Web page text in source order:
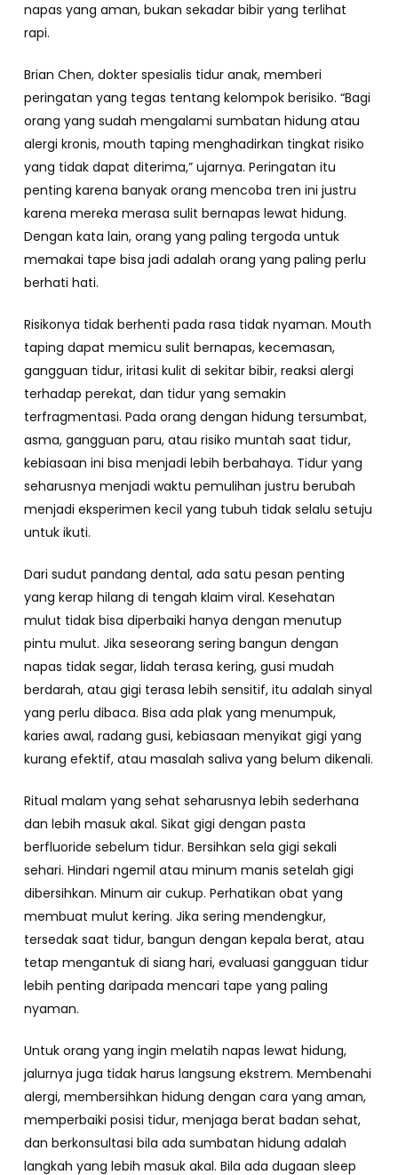
napas yang aman, bukan sekadar bibir yang terlihat
rapi.
Brian Chen, dokter spesialis tidur anak, memberi
peringatan yang tegas tentang kelompok berisiko. “Bagi
orang yang sudah mengalami sumbatan hidung atau
alergi kronis, mouth taping menghadirkan tingkat risiko
yang tidak dapat diterima,” ujarnya. Peringatan itu
penting karena banyak orang mencoba tren ini justru
karena mereka merasa sulit bernapas lewat hidung.
Dengan kata lain, orang yang paling tergoda untuk
memakai tape bisa jadi adalah orang yang paling perlu
berhati hati.
Risikonya tidak berhenti pada rasa tidak nyaman. Mouth
taping dapat memicu sulit bernapas, kecemasan,
gangguan tidur, iritasi kulit di sekitar bibir, reaksi alergi
terhadap perekat, dan tidur yang semakin
terfragmentasi. Pada orang dengan hidung tersumbat,
asma, gangguan paru, atau risiko muntah saat tidur,
kebiasaan ini bisa menjadi lebih berbahaya. Tidur yang
seharusnya menjadi waktu pemulihan justru berubah
menjadi eksperimen kecil yang tubuh tidak selalu setuju
untuk ikuti.
Dari sudut pandang dental, ada satu pesan penting
yang kerap hilang di tengah klaim viral. Kesehatan
mulut tidak bisa diperbaiki hanya dengan menutup
pintu mulut. Jika seseorang sering bangun dengan
napas tidak segar, lidah terasa kering, gusi mudah
berdarah, atau gigi terasa lebih sensitif, itu adalah sinyal
yang perlu dibaca. Bisa ada plak yang menumpuk,
karies awal, radang gusi, kebiasaan menyikat gigi yang
kurang efektif, atau masalah saliva yang belum dikenali.
Ritual malam yang sehat seharusnya lebih sederhana
dan lebih masuk akal. Sikat gigi dengan pasta
berfluoride sebelum tidur. Bersihkan sela gigi sekali
sehari. Hindari ngemil atau minum manis setelah gigi
dibersihkan. Minum air cukup. Perhatikan obat yang
membuat mulut kering. Jika sering mendengkur,
tersedak saat tidur, bangun dengan kepala berat, atau
tetap mengantuk di siang hari, evaluasi gangguan tidur
lebih penting daripada mencari tape yang paling
nyaman.
Untuk orang yang ingin melatih napas lewat hidung,
jalurnya juga tidak harus langsung ekstrem. Membenahi
alergi, membersihkan hidung dengan cara yang aman,
memperbaiki posisi tidur, menjaga berat badan sehat,
dan berkonsultasi bila ada sumbatan hidung adalah
langkah yang lebih masuk akal. Bila ada dugaan sleep